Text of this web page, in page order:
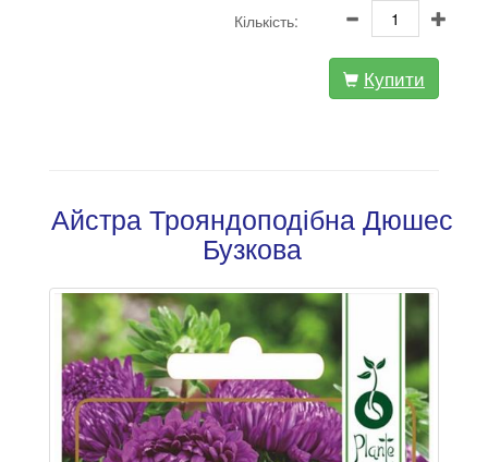
Кількість:
Купити
Айстра Трояндоподібна Дюшес
Бузкова